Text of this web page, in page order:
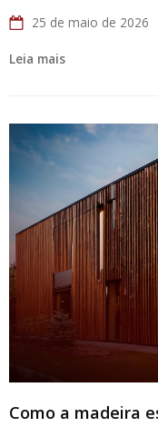
25 de maio de 2026
Leia mais
Como a madeira